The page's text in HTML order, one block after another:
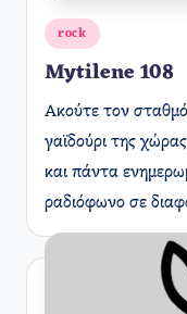
Αναρτήθηκε
σε
rock
Mytilene 108
Ακούτε τον
γαϊδούρι της
και πάντα
ραδιόφωνο σε